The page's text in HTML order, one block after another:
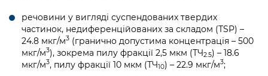
речовини у вигляді суспендованих твердих
частинок, недиференційованих за складом (TSP) –
24.8 мкг/м3 (гранично допустима концентрація – 500
мкг/м3), зокрема пилу фракції 2,5 мкм (ТЧ2.5) – 18.6
мкг/м3, пилу фракції 10 мкм (ТЧ10) – 22.9 мкг/м3;